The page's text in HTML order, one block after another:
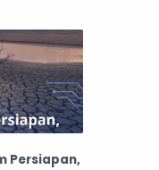
Persiapan,